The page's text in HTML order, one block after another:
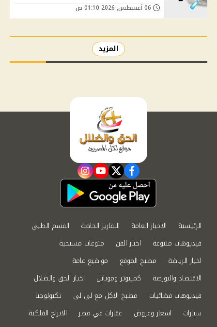
المزيد
facebook
twitter
youtube
instagram
الرئيسية الاخبار العامة التقارير الخاصة
القسم الطبي
فيديوهات متنوعة
اخبار الفن
منوعات مسيحية
اخبار الرياضة
مطبخ الموقع
مواضيع عامة
الاقتصاد والبورصة
كمبيوتر وموبايل
اخبار الحق والضلال
فيديوهات فضائيات
مطبخ الاكل مع لى لى
تكنولوجيا
سيارات
اسعار وعروض عقارات في مصر
الابراج الفلكية